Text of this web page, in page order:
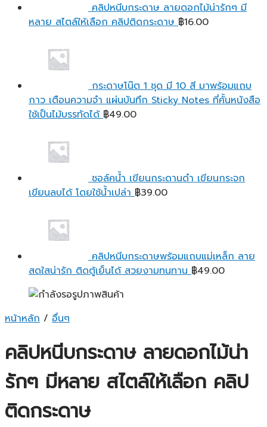
คลิปหนีบกระดาษ ลายดอกไม้น่ารักๆ มี
หลาย สไตล์ให้เลือก คลิปติดกระดาษ ฿16.00
กระดาษโน๊ต 1 ชุด มี 10 สี มาพร้อมแถบ
กาว เตือนความจํา แผ่นบันทึก Sticky Notes ที่คั้นหนังสือ
ใช้เป็นไม้บรรทัดได้ ฿49.00
ชอล์คน้ำ เขียนกระดานดำ เขียนกระจก
เขียนลบได้ โดยใช้น้ำเปล่า ฿39.00
คลิปหนีบกระดาษพร้อมแถบแม่เหล็ก ลาย
สดใสน่ารัก ติดตู้เย็นได้ สวยงามทนทาน ฿49.00
หน้าหลัก / อื่นๆ
คลิปหนีบกระดาษ ลายดอกไม้น่า
รักๆ มีหลาย สไตล์ให้เลือก คลิป
ติดกระดาษ